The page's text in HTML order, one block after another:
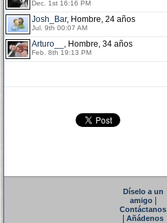
Dec. 1st 16:16 PM
Josh_Bar, Hombre, 24 años
Jul. 9th 00:07 AM
Arturo__ , Hombre, 34 años
Feb. 8th 19:13 PM
Díselo a un
amigo|
Contáctanos
Añádenos